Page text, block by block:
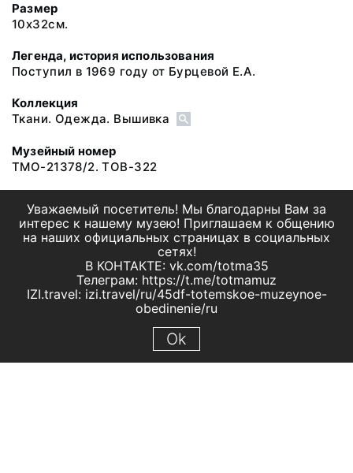
Размер
10x32см.
Легенда, история использования
Поступил в 1969 году от Бурцевой Е.А.
Коллекция
Ткани. Одежда. Вышивка
Музейный номер
ТМО-21378/2. ТОВ-322
Уважаемый посетитель! Мы благодарны Вам за
интерес к нашему музею! Приглашаем к общению
на наших официальных страницах в социальных
сетях!
В КОНТАКТЕ: vk.com/totma35
Телеграм: https://t.me/totmamuz
IZI.travel: izi.travel/ru/45df-totemskoe-muzeynoe-
obedinenie/ru
Ok